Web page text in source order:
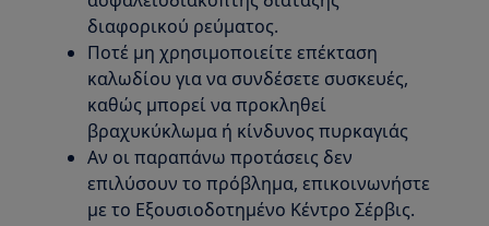
διαφορικού ρεύματος.
Ποτέ μη χρησιμοποιείτε επέκταση
καλωδίου για να συνδέσετε συσκευές,
καθώς μπορεί να προκληθεί
βραχυκύκλωμα ή κίνδυνος πυρκαγιάς
Αν οι παραπάνω προτάσεις δεν
επιλύσουν το πρόβλημα, επικοινωνήστε
με το Εξουσιοδοτημένο Κέντρο Σέρβις.